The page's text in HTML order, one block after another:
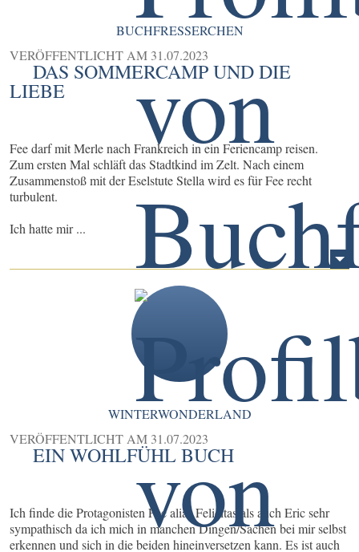
BUCHFRESSERCHEN
VERÖFFENTLICHT AM 31.07.2023
DAS SOMMERCAMP UND DIE
LIEBE
Fee darf mit Merle nach Frankreich in ein Feriencamp reisen.
Zum ersten Mal schläft das Stadtkind im Zelt. Nach einem
Zusammenstoß mit der Eselstute Stella wird es für Fee recht
turbulent.
Ich hatte mir ...
WINTERWONDERLAND
VERÖFFENTLICHT AM 31.07.2023
EIN WOHLFÜHL BUCH
Ich finde die Protagonisten Fee alias Felicitas als auch Eric sehr
sympathisch da ich mich in manchen Dingen/Sachen bei mir selbst
erkennen und sich in die beiden hineinversetzen kann. Es ist auch